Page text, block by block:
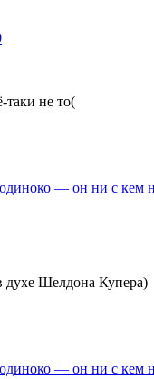
таки не то(
— он ни с кем
духе Шелдона Купера)
— он ни с кем